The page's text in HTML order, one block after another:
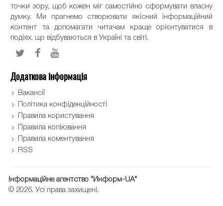
точки зору, щоб кожен міг самостійно сформувати власну
думку. Ми прагнемо створювати якісний інформаційний
контент та допомагати читачам краще орієнтуватися в
подіях, що відбуваються в Україні та світі.
Додаткова інформація
Вакансії
Політика конфіденційності
Правила користування
Правила копіювання
Правила коментування
RSS
Інформаційне агентство "Информ-UA"
© 2026. Усі права захищені.